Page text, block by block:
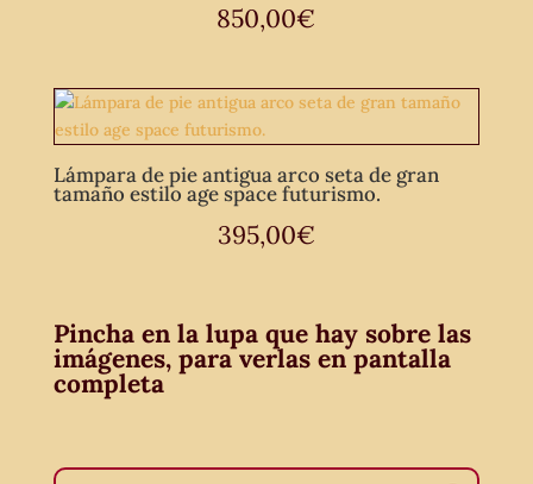
850,00€
Lámpara de pie antigua arco seta de gran
tamaño estilo age space futurismo.
395,00€
Pincha en la lupa que hay sobre las
imágenes, para verlas en pantalla
completa